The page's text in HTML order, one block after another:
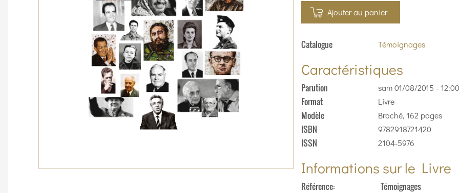
Ajouter au panier
Catalogue Témoignages
Caractéristiques
Parution sam 01/08/2015 - 12:00
Format Livre
Modèle Broché, 162 pages
ISBN 9782918721420
ISSN 2104-5976
Informations sur le Livre
Référence
Témoignages